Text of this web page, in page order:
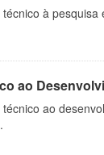
à
ao
ao